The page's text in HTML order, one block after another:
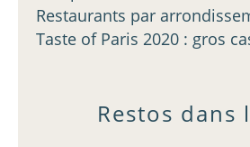
Restaurants par
Taste of Paris 2020 : gros
Restos dans